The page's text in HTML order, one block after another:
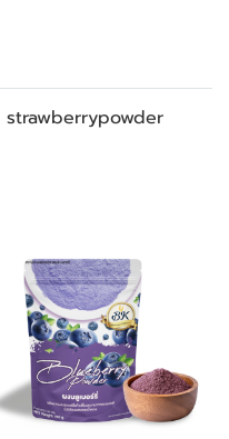
strawberrypowder